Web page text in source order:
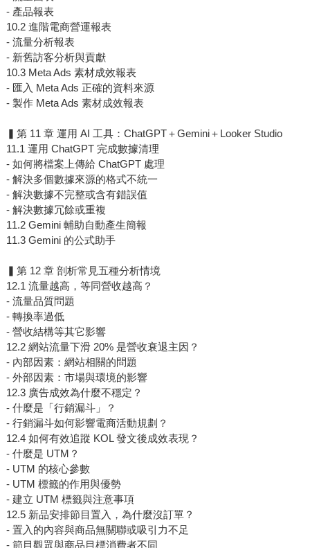
- 產品報表
10.2 進階電商營運報表
- 流量分析報表
- 新舊訪客分析與貢獻
10.3 Meta Ads 素材成效報表
- 匯入 Meta Ads 正確的資料來源
- 製作 Meta Ads 素材成效報表
▍第 11 章 運用 AI 工具：ChatGPT＋Gemini＋Looker Studio
11.1 運用 ChatGPT 完成數據清理
- 如何將檔案上傳給 ChatGPT 處理
- 解決多個數據來源的格式不統一
- 解決數據不完整或含有錯誤值
- 解決數據冗餘或重複
11.2 Gemini 輔助自動產生簡報
11.3 Gemini 的公式助手
▍第 12 章 剖析常見五種分析情境
12.1 流量越高，等同營收越高？
- 流量品質問題
- 轉換率過低
- 營收結構等其它影響
12.2 網站流量下滑 20% 是營收衰退主因？
- 內部因素：網站相關的問題
- 外部因素：市場與環境的影響
12.3 廣告成效為什麼不穩定？
- 什麼是「行銷漏斗」？
- 行銷漏斗如何影響電商活動規劃？
12.4 如何有效追蹤 KOL 發文後成效表現？
- 什麼是 UTM？
- UTM 的核心參數
- UTM 標籤的作用與優勢
- 建立 UTM 標籤與注意事項
12.5 新品安排節目置入，為什麼沒訂單？
- 置入的內容與商品無關聯或吸引力不足
- 節目觀眾與商品目標消費者不同